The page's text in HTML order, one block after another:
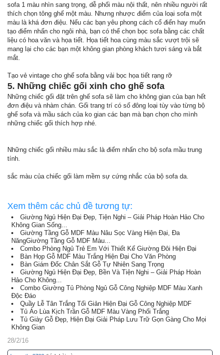
sofa 1 màu nhìn sang trọng, dễ phối màu nội thất, nên nhiều người rất
thích chọn tông ghế một màu. Nhưng nhược điểm của loại sofa một
màu là khá đơn điệu. Nếu các bạn yêu phong cách cổ điển hay muốn
tạo điểm nhấn cho ngôi nhà, bạn có thể chọn bọc sofa bằng các chất
liệu có hoa văn và họa tiết. Họa tiết hoa cùng màu sắc vượt trội sẽ
mang lại cho các bạn một không gian phòng khách tươi sáng và bắt
mắt.
Tạo vẻ vintage cho ghế sofa bằng vải bọc họa tiết rạng rỡ
5. Những chiếc gối xinh cho ghế sofa
Những chiếc gối đặt trên ghế sofa sẽ làm cho không gian của bạn hết
đơn điệu và nhàm chán. Gối trang trí có số đông loại tùy vào từng bộ
ghế sofa và mầu sách của ko gian các bạn mà bạn chọn cho mình
những chiếc gối thích hợp nhé.
Những chiếc gối nhiều màu sắc là điểm nhấn cho bộ sofa mầu trung
tính.
sắc màu của chiếc gối làm mềm sự cứng nhắc của bộ sofa da.
Xem thêm các chủ đề tương tự:
Giường Ngủ Hiện Đại Đẹp, Tiện Nghi – Giải Pháp Hoàn Hảo Cho
Không Gian Sống...
Giường Tầng Gỗ MDF Màu Nâu Sọc Vàng Hiện Đại, Đa
NăngGiường Tầng Gỗ MDF Màu...
Combo Phòng Ngủ Trẻ Em Với Thiết Kế Giường Đôi Hiện Đại
Bàn Họp Gỗ MDF Màu Trắng Hiện Đại Cho Văn Phòng
Bàn Giám Đốc Chân Sắt Gỗ Tự Nhiên Sang Trọng
Giường Ngủ Hiện Đại Đẹp, Bền Và Tiện Nghi – Giải Pháp Hoàn
Hảo Cho Không...
Combo Giường Tủ Phòng Ngủ Gỗ Công Nghiệp MDF Màu Xanh
Độc Đáo
Quầy Lễ Tân Trắng Tối Giản Hiện Đại Gỗ Công Nghiệp MDF
Tủ Áo Lùa Kịch Trần Gỗ MDF Màu Vàng Phối Trắng
Tủ Giày Gỗ Đẹp, Hiện Đại Giải Pháp Lưu Trữ Gọn Gàng Cho Mọi
Không Gian
28/2/16